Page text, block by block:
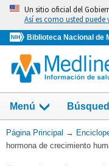
Omita
vaya
al
Contenido
Un sitio oficial del
Así es como usted puede
Biblioteca Nacional de
Menú
Usted
está
Página Principal →
hormona de crecimiento